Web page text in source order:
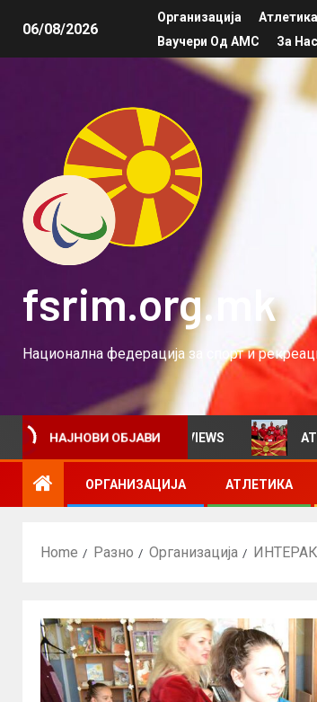
06/08/2026
Организација Атлетика
Ваучери Од АМС
За Нас
fsrim.org.mk
Национална федерација за спорт и
НАЈНОВИ ОБЈАВИ
билтен за VIEWS АТЛЕТИЧАРИТЕ
ОРГАНИЗАЦИЈА АТЛЕТИКА
Home Разно Организација